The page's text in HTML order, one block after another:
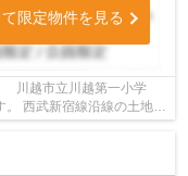
限定物件を見る
西武新宿線沿線の土地♪
にトゥ...